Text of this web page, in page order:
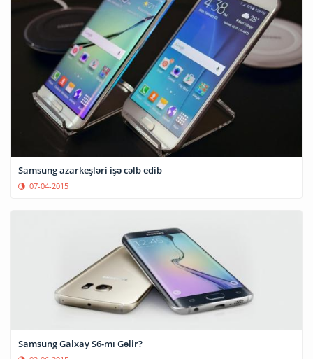
Samsung azarkeşləri işə cəlb edib
07-04-2015
Samsung Galxay S6-mı Gəlir?